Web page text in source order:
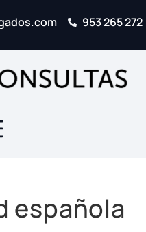
953 265 272
española